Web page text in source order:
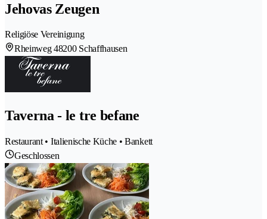
Jehovas Zeugen
Religiöse Vereinigung
Rheinweg 48200 Schaffhausen
Taverna - le tre befane
Restaurant • Italienische Küche • Bankett
Geschlossen